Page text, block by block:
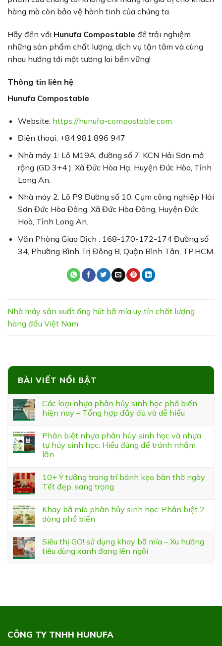
hàng mà còn bảo vệ hành tinh của chúng ta.
Hãy đến với Hunufa Compostable để trải nghiệm
những sản phẩm chất lượng, dịch vụ tận tâm và cùng
nhau hướng tới một tương lai bền vững!
Thông tin liên hệ
Hunufa Compostable
Website: https://hunufa-compostable.com
Điện thoại: +84 981 896 947
Nhà máy 1: Lô M19A, đường số 7, KCN Hải Sơn mở
rộng (GD 3+4 ), Xã Đức Hòa Hạ, Huyện Đức Hòa, Tỉnh
Long An.
Nhà máy 2: Lô P9 Đường số 10, Cụm công nghiệp Hải
Sơn Đức Hòa Đông, Xã Đức Hòa Đông, Huyện Đức
Hoà, Tỉnh Long An.
Văn Phòng Giao Dịch : 168-170-172-174 Đường số
34, Phường Bình Trị Đông B, Quận Bình Tân, TP.HCM.
Nhà máy sản xuất ống hút bã mía uy tín chất lượng
hàng đầu Việt Nam
BÀI VIẾT NỔI BẬT
Các loại nhựa phân hủy sinh học phổ biến
hiện nay – Tổng hợp đầy đủ và dễ hiểu
Phân biệt nhựa phân hủy sinh học và nhựa
tự hủy sinh học: Hiểu đúng để tránh nhầm
lẫn
10+ Ý tưởng trang trí bánh kẹo bàn thờ ngày
Tết đẹp, sang trọng
Khay bã mía phân hủy sinh học: Phân biệt 2
dòng phổ biến
Siêu thị GO! sử dụng khay bã mía – Xu hướng
tiêu dùng xanh đang lên ngôi
CÔNG TY TNHH HUNUFA